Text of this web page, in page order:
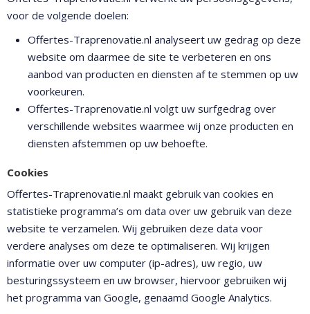
voor de volgende doelen:
Offertes-Traprenovatie.nl analyseert uw gedrag op deze
website om daarmee de site te verbeteren en ons
aanbod van producten en diensten af te stemmen op uw
voorkeuren.
Offertes-Traprenovatie.nl volgt uw surfgedrag over
verschillende websites waarmee wij onze producten en
diensten afstemmen op uw behoefte.
Cookies
Offertes-Traprenovatie.nl maakt gebruik van cookies en
statistieke programma’s om data over uw gebruik van deze
website te verzamelen. Wij gebruiken deze data voor
verdere analyses om deze te optimaliseren. Wij krijgen
informatie over uw computer (ip-adres), uw regio, uw
besturingssysteem en uw browser, hiervoor gebruiken wij
het programma van Google, genaamd Google Analytics.